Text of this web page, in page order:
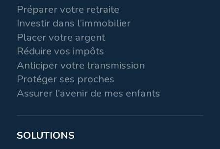
Préparer votre retraite
Investir dans l’immobilier
Placer votre argent
Réduire vos impôts
Anticiper votre transmission
Protéger ses proches
Assurer l’avenir de mes enfants
SOLUTIONS